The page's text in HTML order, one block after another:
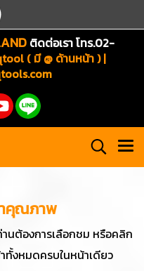
ติดต่อเรา โทร.02-
( มี @ ด้านหน้า ) |
คุณภาพ
นต้องการเลือกชม หรือคลิก
ทั้งหมดครบในหน้าเดียว